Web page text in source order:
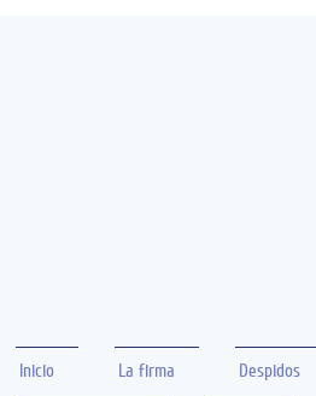
Inicio La firma Despidos